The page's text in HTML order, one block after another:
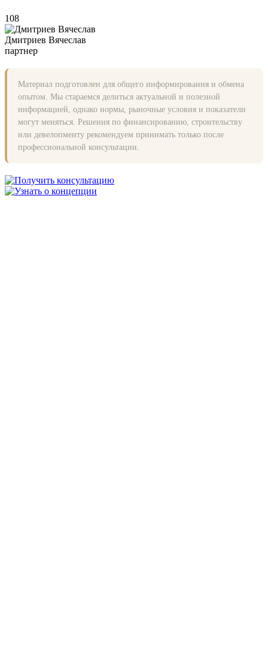
108
Дмитриев Вячеслав
партнер
Материал подготовлен для общего информирования и обмена
опытом. Мы стараемся делиться актуальной и полезной
информацией, однако нормы, рыночные условия и показатели
могут меняться. Решения по финансированию, строительству
или девелопменту рекомендуем принимать только после
профессиональной консультации.